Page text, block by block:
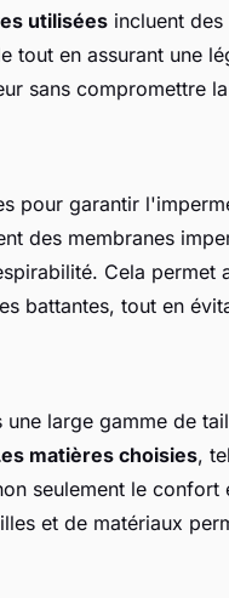
utilisées incluent
tout en assurant une
sans compromettre
pour garantir
des membranes
Cela permet
battantes, tout en
large gamme de
matières choisies,
seulement le confort
et de matériaux